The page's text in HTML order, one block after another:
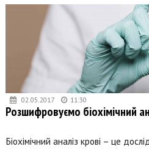
02.05.2017 11:30
Розшифровуємо біохімічний
Біохімічний аналіз крові – це